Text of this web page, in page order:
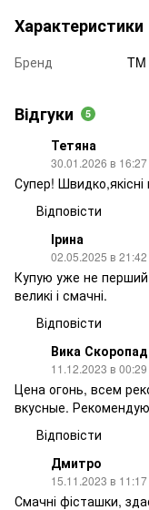
Характеристики
Бренд TM
Відгуки 5
Тетяна
30.01.2026 в 16:27
Супер! Швидко,якісні
Відповісти
Ірина
02.05.2025 в 21:42
Купую уже не перший
великі і смачні.
Відповісти
Вика Скоропад
11.12.2023 в 00:29
Цена огонь, всем
вкусные.
Відповісти
Дмитро
15.11.2023 в 11:17
Смачні фісташки,